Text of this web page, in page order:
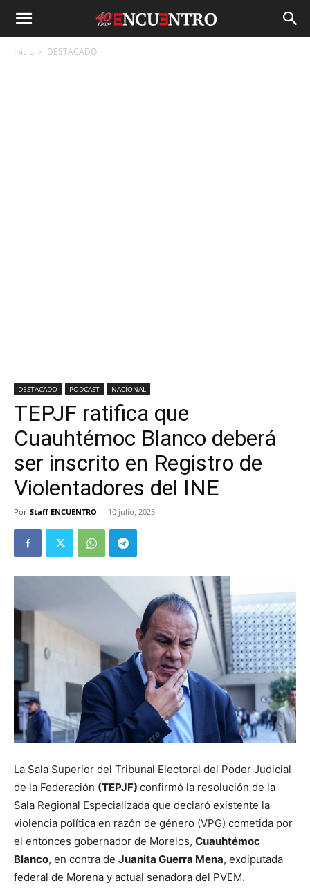
Inicio DESTACADO
DESTACADO PODCAST NACIONAL
TEPJF ratifica que
Cuauhtémoc Blanco deberá
ser inscrito en Registro de
Violentadores del INE
Por Staff ENCUENTRO - 10 julio, 2025
La Sala Superior del Tribunal Electoral del Poder Judicial
de la Federación (TEPJF) confirmó la resolución de la
Sala Regional Especializada que declaró existente la
violencia política en razón de género (VPG) cometida por
el entonces gobernador de Morelos, Cuauhtémoc
Blanco, en contra de Juanita Guerra Mena, exdiputada
federal de Morena y actual senadora del PVEM.